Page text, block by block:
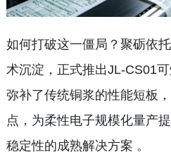
如何打破这一僵局？聚砺依
术沉淀，正式推出JL-CS01
弥补了传统铜浆的性能短板
点，为柔性电子规模化量产
稳定性的成熟解决方案 。